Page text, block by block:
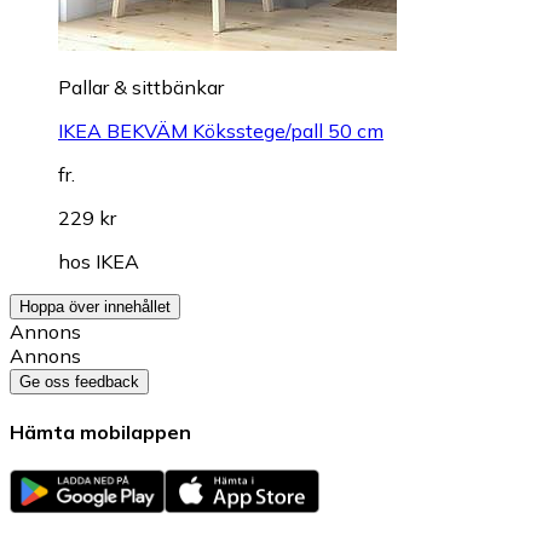
Pallar & sittbänkar
IKEA BEKVÄM Köksstege/pall 50 cm
fr.
229 kr
hos IKEA
Hoppa över innehållet
Annons
Annons
Ge oss feedback
Hämta mobilappen